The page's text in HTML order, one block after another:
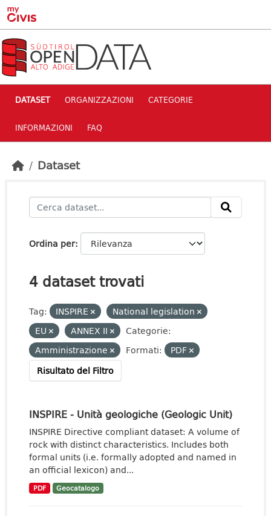
Skip to main content
DATASET ORGANIZZAZIONI CATEGORIE
INFORMAZIONI FAQ
Dataset
Ordina per
4 dataset trovati
Tag: INSPIRE
National legislation
EU
ANNEX II
Categorie:
Amministrazione
Formati:
PDF
Risultato del Filtro
INSPIRE - Unità geologiche (Geologic Unit)
INSPIRE Directive compliant dataset: A volume of
rock with distinct characteristics. Includes both
formal units (i.e. formally adopted and named in
an official lexicon) and...
PDF Geocatalogo